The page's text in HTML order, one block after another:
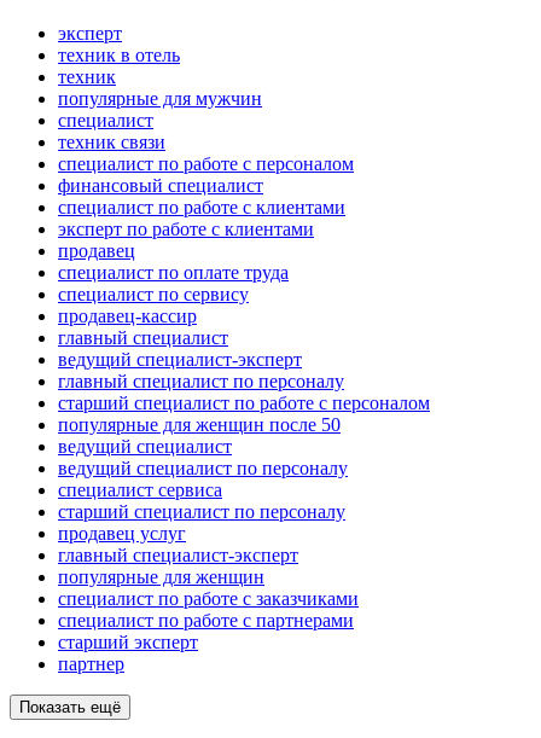
эксперт
техник в отель
техник
популярные для мужчин
специалист
техник связи
специалист по работе с персоналом
финансовый специалист
специалист по работе с клиентами
эксперт по работе с клиентами
продавец
специалист по оплате труда
специалист по сервису
продавец-кассир
главный специалист
ведущий специалист-эксперт
главный специалист по персоналу
старший специалист по работе с персоналом
популярные для женщин после 50
ведущий специалист
ведущий специалист по персоналу
специалист сервиса
старший специалист по персоналу
продавец услуг
главный специалист-эксперт
популярные для женщин
специалист по работе с заказчиками
специалист по работе с партнерами
старший эксперт
партнер
Показать ещё